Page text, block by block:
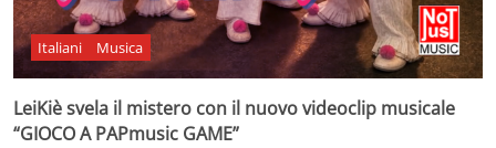
Italiani Musica
LeiKiè svela il mistero con il nuovo videoclip musicale
“GIOCO A PAPmusic GAME”